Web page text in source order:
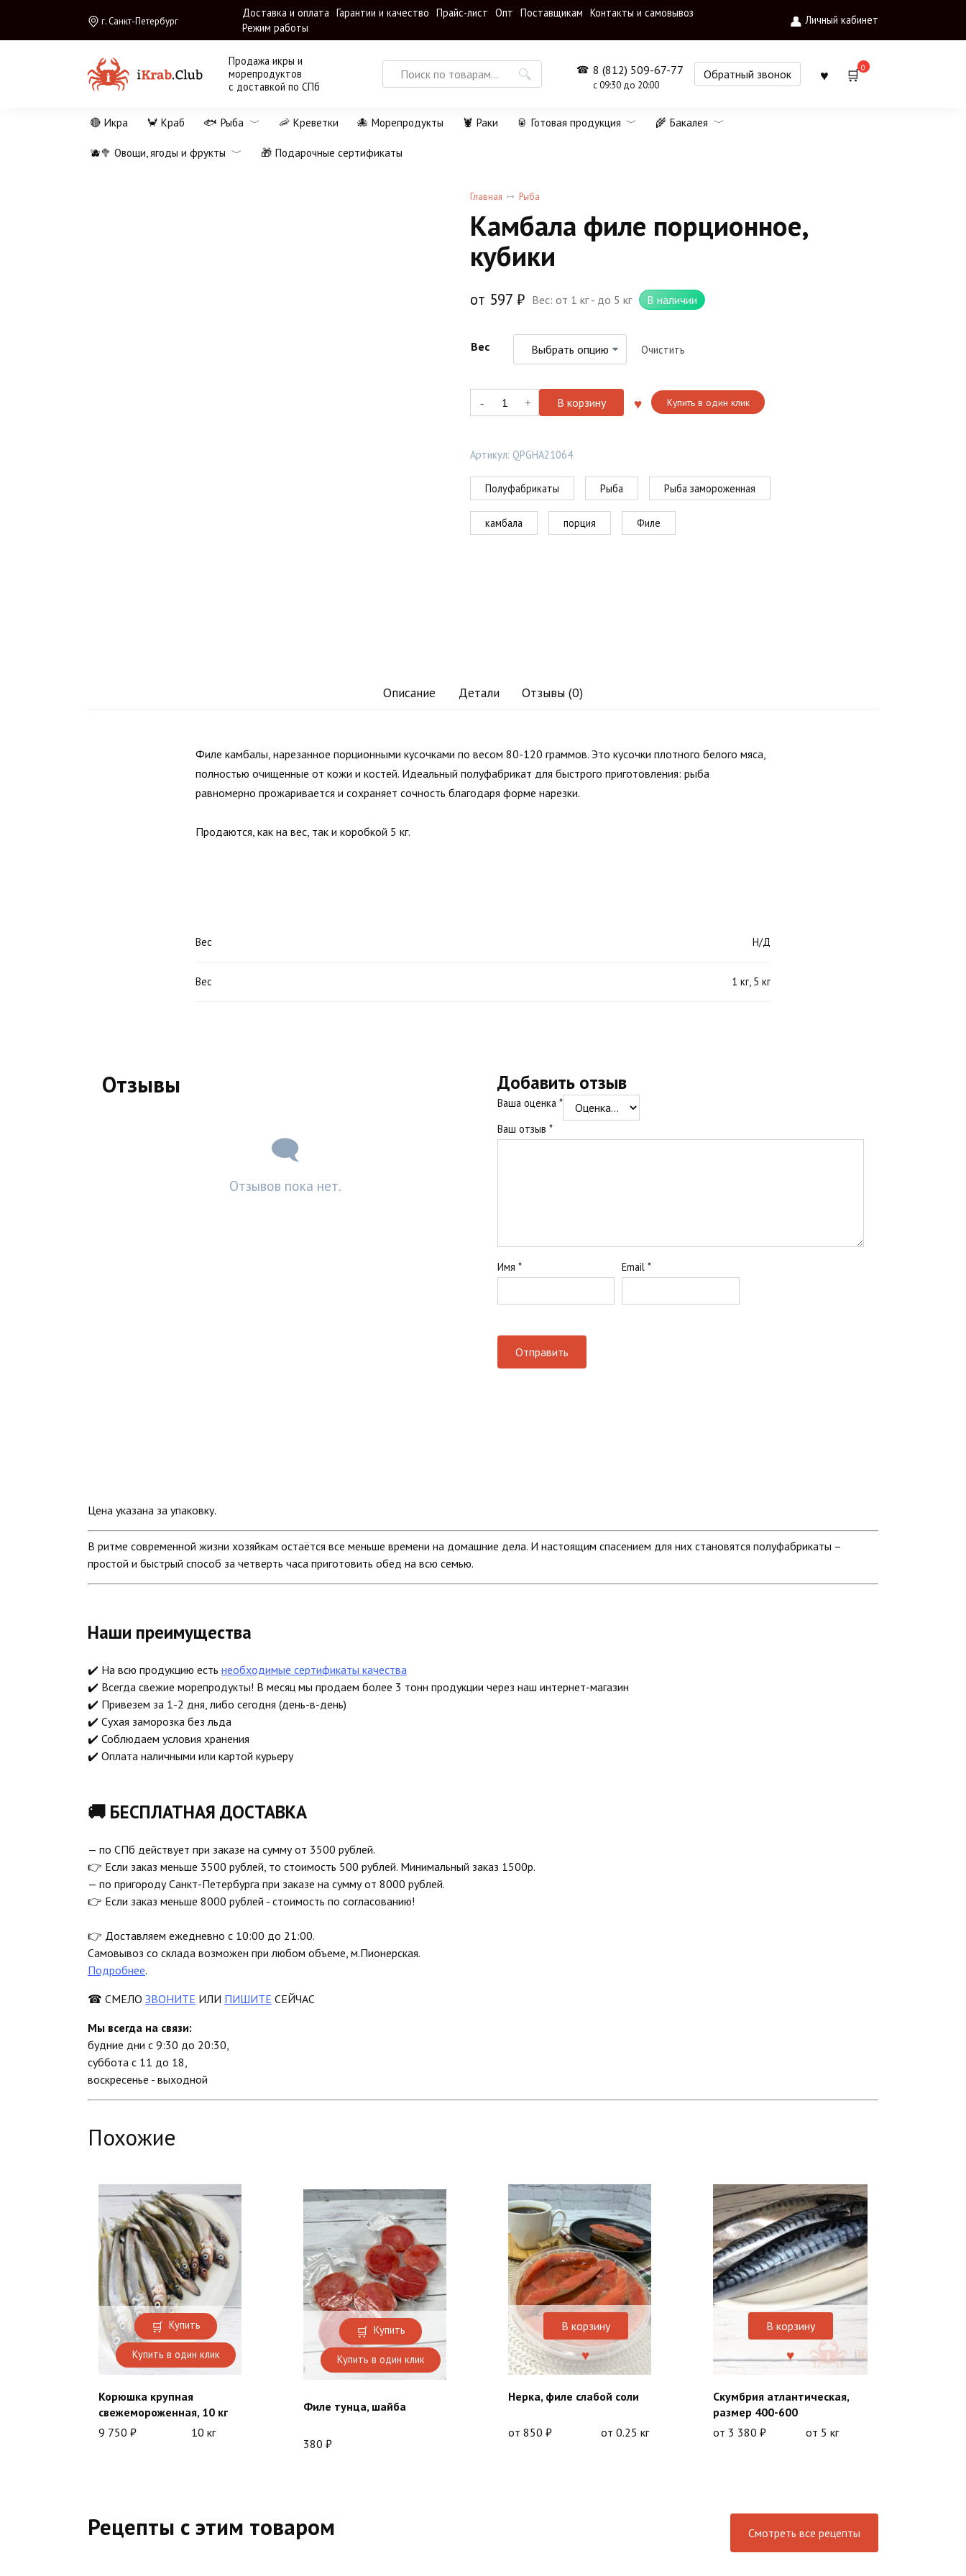
содержанию
г. Санкт-Петербург
Доставка и оплата Гарантии и качество Прайс-лист Опт Поставщикам Контакты и самовывоз
Режим работы
Личный кабинет
Продажа икры и
морепродуктов
с доставкой по СПб
Search
for:
8 (812) 509-67-77
с 09:30 до 20:00
Обратный звонок
0
🔴 Икра 🦀 Краб 🐟 Рыба 🦐 Креветки 🐙 Морепродукты 🦞 Раки 🥫 Готовая продукция 🌾 Бакалея
🫐🥦 Овощи, ягоды и фрукты 🎁 Подарочные сертификаты
Главная Рыба
Камбала филе порционное,
кубики
от 597 ₽ Вес: от 1 кг - до 5 кг В наличии
Вес Очистить
Количество
товара
филе
порционное,
кубики
В корзину Купить в один клик
Артикул: QPGHA21064
Полуфабрикаты Рыба Рыба замороженная
камбала порция Филе
Описание Детали Отзывы (0)
Филе камбалы, нарезанное порционными кусочками по весом 80-120 граммов. Это кусочки плотного белого мяса,
полностью очищенные от кожи и костей. Идеальный полуфабрикат для быстрого приготовления: рыба
равномерно прожаривается и сохраняет сочность благодаря форме нарезки.
Продаются, как на вес, так и коробкой 5 кг.
Вес Н/Д
Вес 1 кг, 5 кг
Отзывы
Отзывов пока нет.
Добавить отзыв
Ваша оценка *
Ваш отзыв *
Имя * Email*
Цена указана за упаковку.
В ритме современной жизни хозяйкам остаётся все меньше времени на домашние дела. И настоящим спасением для них становятся полуфабрикаты –
простой и быстрый способ за четверть часа приготовить обед на всю семью.
Наши преимущества
✔️ На всю продукцию есть необходимые сертификаты качества
✔️ Всегда свежие морепродукты! В месяц мы продаем более 3 тонн продукции через наш интернет-магазин
✔️ Привезем за 1-2 дня, либо сегодня (день-в-день)
✔️ Сухая заморозка без льда
✔️ Соблюдаем условия хранения
✔️ Оплата наличными или картой курьеру
🚚 БЕСПЛАТНАЯ ДОСТАВКА
— по СПб действует при заказе на сумму от 3500 рублей.
👉 Если заказ меньше 3500 рублей, то стоимость 500 рублей. Минимальный заказ 1500р.
— по пригороду Санкт-Петербурга при заказе на сумму от 8000 рублей.
👉 Если заказ меньше 8000 рублей - стоимость по согласованию!
👉 Доставляем ежедневно с 10:00 до 21:00.
Самовывоз со склада возможен при любом объеме, м.Пионерская.
Подробнее.
☎ СМЕЛО ЗВОНИТЕ ИЛИ ПИШИТЕ СЕЙЧАС
Мы всегда на связи:
будние дни с 9:30 до 20:30,
суббота с 11 до 18,
воскресенье - выходной
Похожие
Купить
Купить в один клик
Корюшка крупная
свежемороженная, 10 кг
9 750 ₽ 10 кг
Купить
Купить в один клик
Филе тунца, шайба
380 ₽
В корзину
Нерка, филе слабой соли
от 850 ₽ от 0.25 кг
В корзину
Скумбрия атлантическая,
размер 400-600
от 3 380 ₽ от 5 кг
Рецепты с этим товаром Смотреть все рецепты